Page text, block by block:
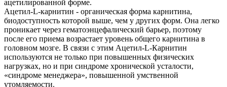
ацетилированной форме.
Ацетил-L-карнитин - органическая форма карнитина,
биодоступность которой выше, чем у других форм. Она легко
проникает через гематоэнцефалический барьер, поэтому
после его приема возрастает уровень общего карнитина в
головном мозге. В связи с этим Ацетил-L-Карнитин
используются не только при повышенных физических
нагрузках, но и при синдроме хронической усталости,
«синдроме менеджера», повышенной умственной
утомляемости.